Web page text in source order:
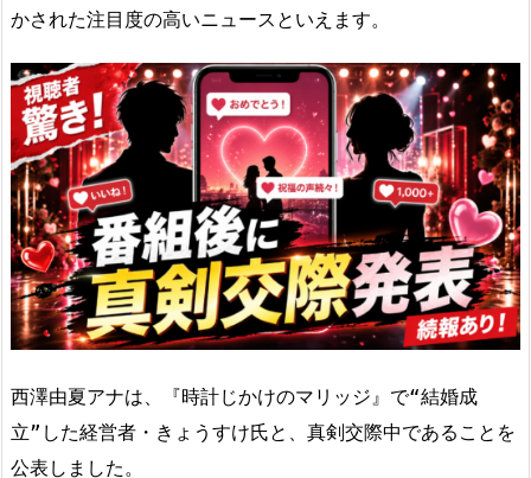
かされた注目度の高いニュースといえます。
西澤由夏アナは、『時計じかけのマリッジ』で“結婚成
立”した経営者・きょうすけ氏と、真剣交際中であることを
公表しました。